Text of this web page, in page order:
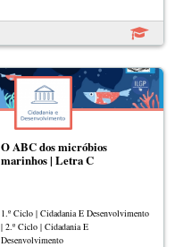
O ABC dos micróbios
marinhos | Letra C
1.º Ciclo | Cidadania E Desenvolvimento
| 2.º Ciclo | Cidadania E
Desenvolvimento